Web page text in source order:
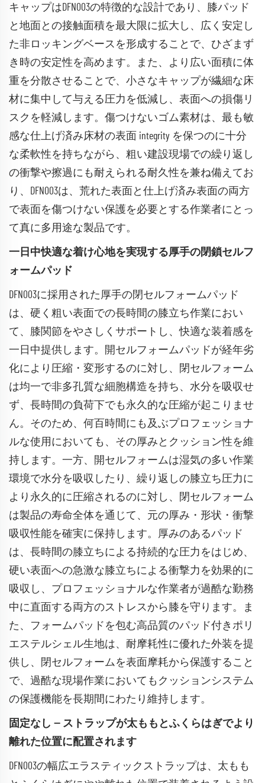
キャップはDFN003の特徴的な設計であり、膝パッド
と地面との接触面積を最大限に拡大し、広く安定し
た非ロッキングベースを形成することで、ひざまず
き時の安定性を高めます。また、より広い面積に体
重を分散させることで、小さなキャップが繊細な床
材に集中して与える圧力を低減し、表面への損傷リ
スクを軽減します。傷つけないゴム素材は、最も敏
感な仕上げ済み床材の表面 integrity を保つのに十分
な柔軟性を持ちながら、粗い建設現場での繰り返し
の衝撃や擦過にも耐えられる耐久性を兼ね備えてお
り、DFN003は、荒れた表面と仕上げ済み表面の両方
で表面を傷つけない保護を必要とする作業者にとっ
て真に多用途な製品です。
一日中快適な着け心地を実現する厚手の閉鎖セルフ
ォームパッド
DFN003に採用された厚手の閉セルフォームパッド
は、硬く粗い表面での長時間の膝立ち作業におい
て、膝関節をやさしくサポートし、快適な装着感を
一日中提供します。開セルフォームパッドが経年劣
化により圧縮・変形するのに対し、閉セルフォーム
は均一で非多孔質な細胞構造を持ち、水分を吸収せ
ず、長時間の負荷下でも永久的な圧縮が起こりませ
ん。そのため、何百時間にも及ぶプロフェッショナ
ルな使用においても、その厚みとクッション性を維
持します。一方、開セルフォームは湿気の多い作業
環境で水分を吸収したり、繰り返しの膝立ち圧力に
より永久的に圧縮されるのに対し、閉セルフォーム
は製品の寿命全体を通じて、元の厚み・形状・衝撃
吸収性能を確実に保持します。厚みのあるパッド
は、長時間の膝立ちによる持続的な圧力をはじめ、
硬い表面への急激な膝立ちによる衝撃力を効果的に
吸収し、プロフェッショナルな作業者が過酷な勤務
中に直面する両方のストレスから膝を守ります。ま
た、フォームパッドを包む高品質のパッド付きポリ
エステルシェル生地は、耐摩耗性に優れた外装を提
供し、閉セルフォームを表面摩耗から保護すること
で、過酷な現場作業においてもクッションシステム
の保護機能を長期間にわたり維持します。
固定なし — ストラップが太ももとふくらはぎでより
離れた位置に配置されます
DFN003の幅広エラスティックストラップは、太もも